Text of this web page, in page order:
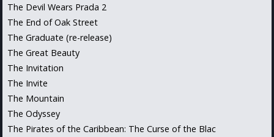
The Devil Wears Prada 2
The End of Oak Street
The Graduate (re-release)
The Great Beauty
The Invitation
The Invite
The Mountain
The Odyssey
The Pirates of the Caribbean: The Curse of the Blac